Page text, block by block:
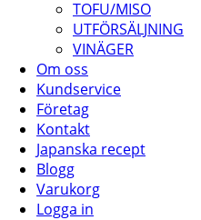
TOFU/MISO
UTFÖRSÄLJNING
VINÄGER
Om oss
Kundservice
Företag
Kontakt
Japanska recept
Blogg
Varukorg
Logga in